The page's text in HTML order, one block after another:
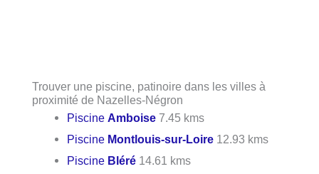
Trouver une piscine, patinoire dans les villes à
proximité de Nazelles-Négron
PiscineAmboise 7.45 kms
Piscine Montlouis-sur-Loire 12.93 kms
Piscine Bléré 14.61 kms